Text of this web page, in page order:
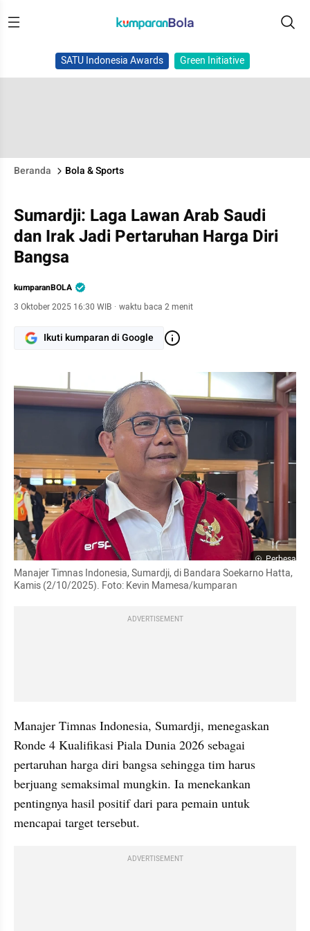
SATU Indonesia Awards Green Initiative
Beranda Bola & Sports
Sumardji: Laga Lawan Arab Saudi
dan Irak Jadi Pertaruhan Harga Diri
Bangsa
kumparanBOLA
3 Oktober 2025 16:30 WIB · waktu baca 2 menit
Ikuti kumparan di Google
Perbesar
Manajer Timnas Indonesia, Sumardji, di Bandara Soekarno Hatta,
Kamis (2/10/2025). Foto: Kevin Mamesa/kumparan
ADVERTISEMENT
Manajer Timnas Indonesia, Sumardji, menegaskan
Ronde 4 Kualifikasi Piala Dunia 2026 sebagai
pertaruhan harga diri bangsa sehingga tim harus
berjuang semaksimal mungkin. Ia menekankan
pentingnya hasil positif dari para pemain untuk
mencapai target tersebut.
ADVERTISEMENT